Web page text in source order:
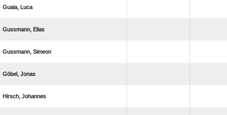
 
 
 
 
 